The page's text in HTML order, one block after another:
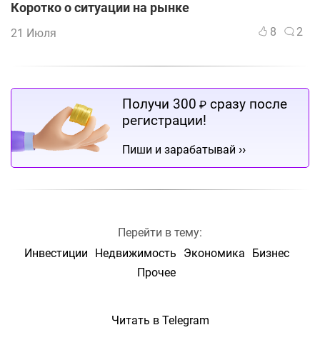
Коротко о ситуации на рынке
21 Июля 8 2
Получи 300 ₽ сразу после
регистрации!
Пиши и зарабатывай ››
Перейти в тему:
Инвестиции
Недвижимость Экономика
Бизнес
Прочее
Читать в Telegram